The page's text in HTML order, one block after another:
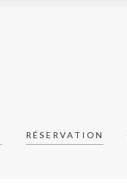
RÉSERVATION